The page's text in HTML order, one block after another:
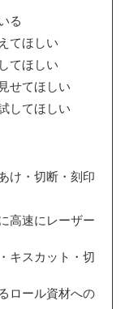
る
てほしい
てほしい
せてほしい
してほしい
け・切断・刻印
高速にレーザー
キスカット・切
ロール資材への